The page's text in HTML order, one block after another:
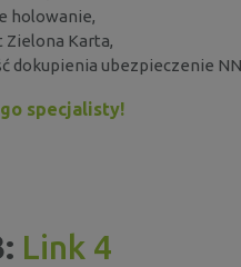
holowanie,
Karta,
dokupienia ubezpieczenie
specjalisty!
Link 4